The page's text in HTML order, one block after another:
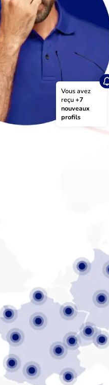
Vous avez
reçu +7
nouveaux
profils